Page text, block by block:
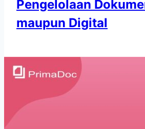
Pengelolaan
maupun Digital